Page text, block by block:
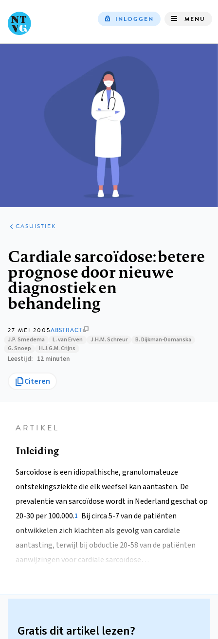
INLOGGEN MENU
ARTIKELEN
PRAKTIJK
CASUÏSTIEK
Cardiale sarcoïdose: betere
prognose door nieuwe
diagnostiek en
behandeling
27 MEI 2005ABSTRACT
J.P. Smedema L. van Erven J.H.M. Schreur
B. Dijkman-Domanska
G. Snoep
H.J.G.M. Crijns
Leestijd 12 minuten
Citeren
ARTIKEL
Inleiding
Sarcoïdose is een idiopathische, granulomateuze
ontstekingsziekte die elk weefsel kan aantasten. De
prevalentie van sarcoïdose wordt in Nederland geschat op
20-30 per 100.000.1 Bij circa 5-7 van de patiënten
ontwikkelen zich klachten als gevolg van cardiale
aantasting, terwijl bij obductie 20-58 van de patiënten
aanwijzingen voor cardiale sarcoïdose…
Gratis dit artikel lezen?